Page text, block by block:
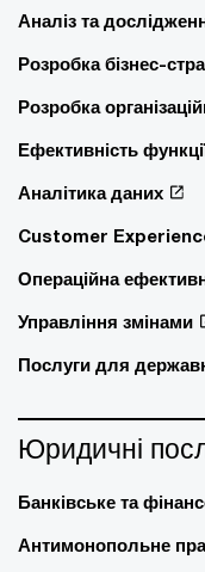
Аналіз та
Розробка бізнес-
Розробка
Ефективність
Аналітика даних
Customer
Операційна
Управління змінами
Послуги для
Юридичні
Банківське та
Антимонопольне